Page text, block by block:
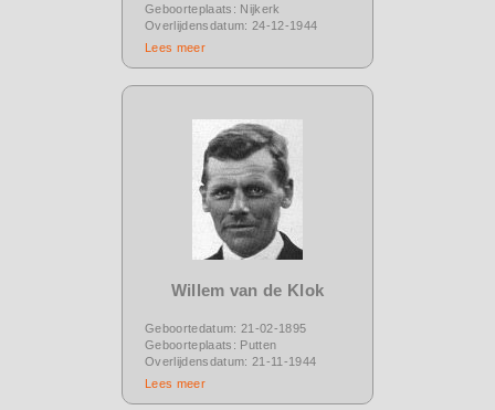
Geboorteplaats: Nijkerk
Overlijdensdatum: 24-12-1944
Lees meer
Willem van de Klok
Geboortedatum: 21-02-1895
Geboorteplaats: Putten
Overlijdensdatum: 21-11-1944
Lees meer